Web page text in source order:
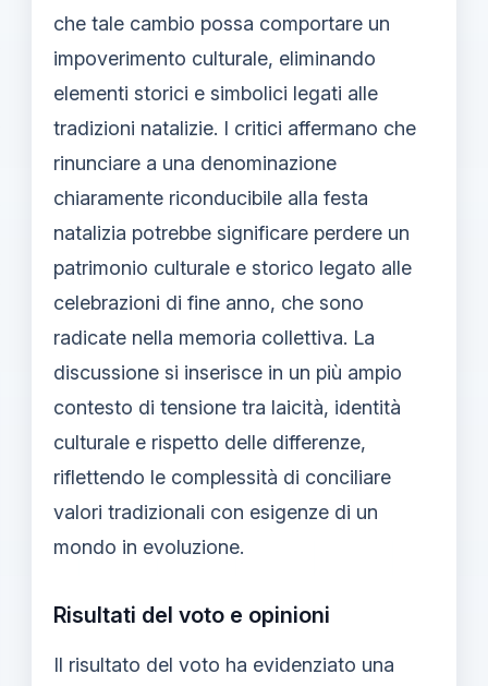
che tale cambio possa comportare un
impoverimento culturale, eliminando
elementi storici e simbolici legati alle
tradizioni natalizie. I critici affermano che
rinunciare a una denominazione
chiaramente riconducibile alla festa
natalizia potrebbe significare perdere un
patrimonio culturale e storico legato alle
celebrazioni di fine anno, che sono
radicate nella memoria collettiva. La
discussione si inserisce in un più ampio
contesto di tensione tra laicità, identità
culturale e rispetto delle differenze,
riflettendo le complessità di conciliare
valori tradizionali con esigenze di un
mondo in evoluzione.
Risultati del voto e opinioni
Il risultato del voto ha evidenziato una